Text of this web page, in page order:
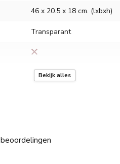
46 x 20.5 x 18 cm. (lxbxh)
Transparant
nvtBekijk alles
beoordelingen